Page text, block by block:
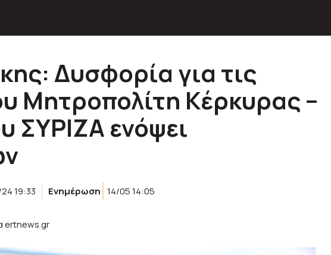
Δυσφορία για τις
Μητροπολίτη Κέρκυρας –
ΣΥΡΙΖΑ ενόψει
19:33 Ενημέρωση 14/05 14:05
ertnews.gr